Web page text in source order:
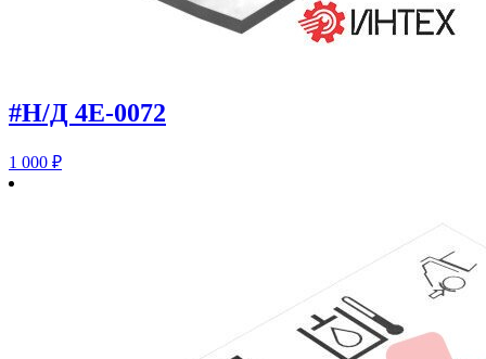
#Н/Д 4E-0072
1 000 ₽